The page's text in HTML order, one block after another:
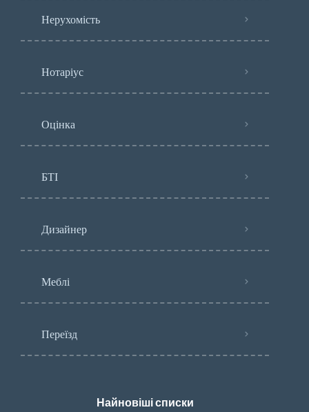
Нерухомість
Нотаріус
Оцінка
БТІ
Дизайнер
Меблі
Переїзд
Найновіші списки